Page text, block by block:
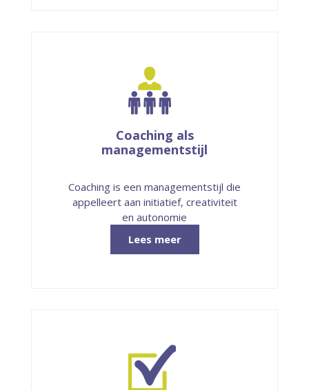
Coaching als
managementstijl
Coaching is een managementstijl die
appelleert aan initiatief, creativiteit
en autonomie
Lees meer